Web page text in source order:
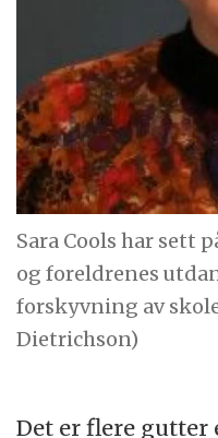
Sara Cools har sett
og foreldrenes
forskyvning av
Dietrichson)
Det er flere